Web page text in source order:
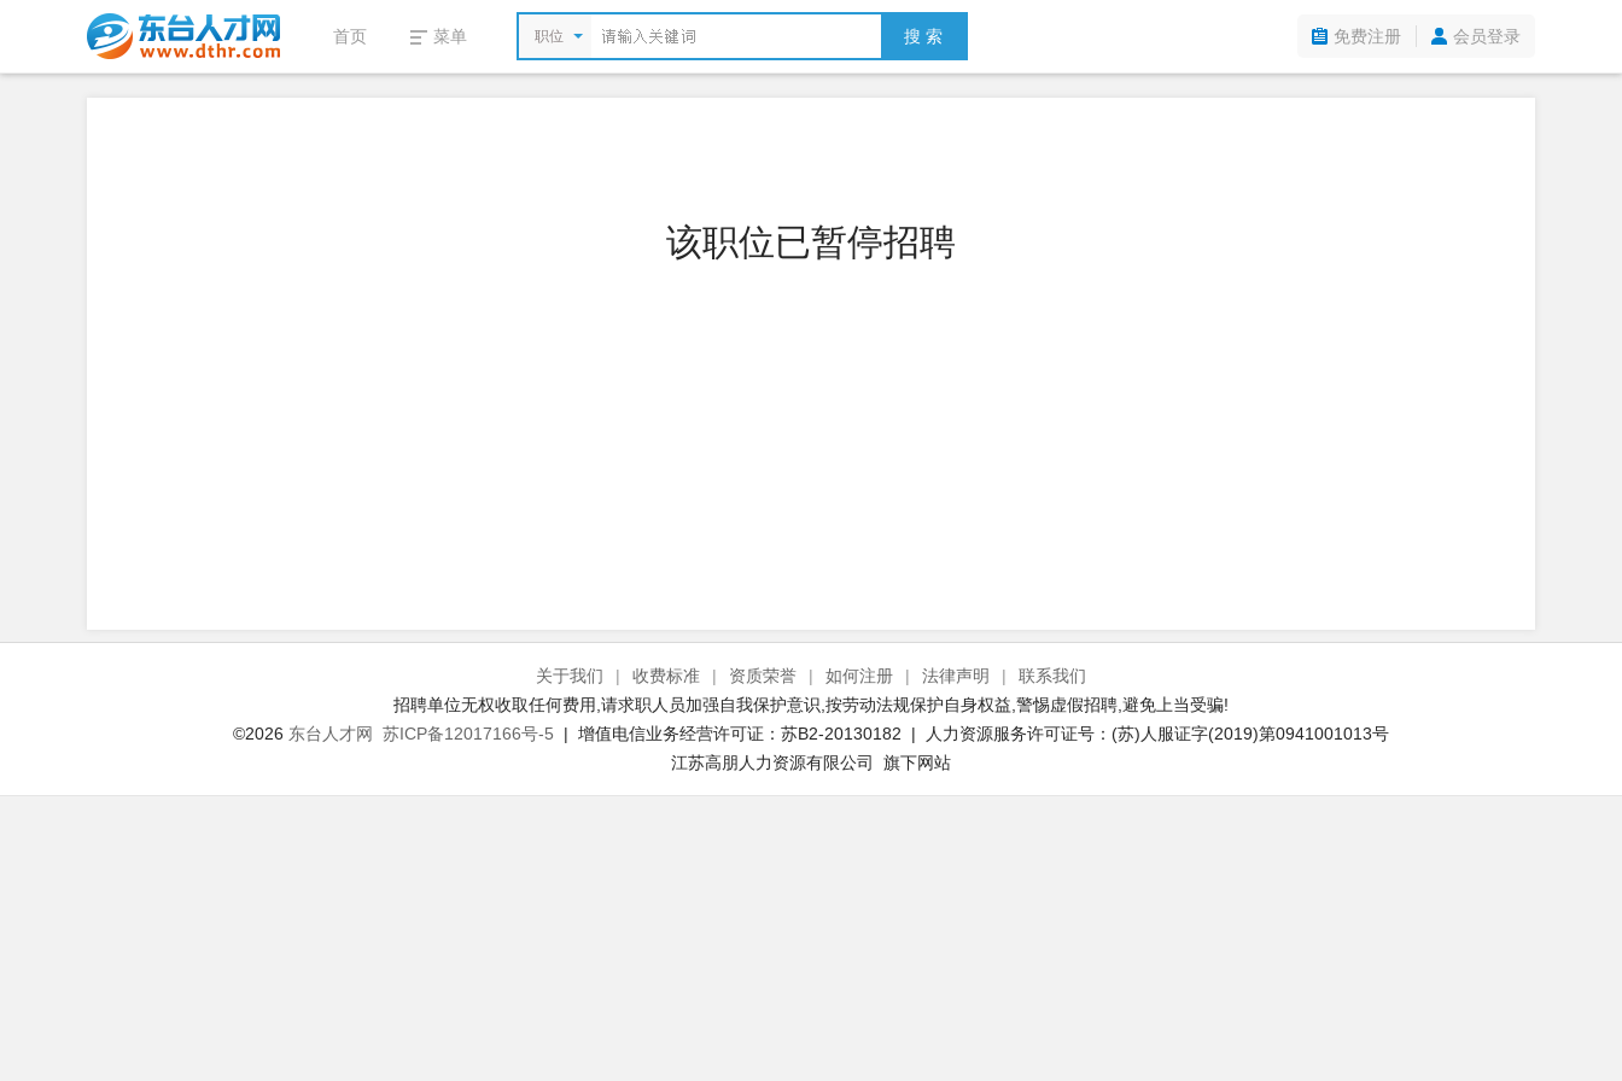
首页 菜单 职位 搜 索 免费注册 会员登录
该职位已暂停招聘
关于我们 | 收费标准 | 资质荣誉 | 如何注册 | 法律声明 |
联系我们
招聘单位无权收取任何费用,请求职人员加强自我保护意识,按劳动法规保护自身权益,警惕虚假招聘,避免上当受骗!
©2026 东台人才网 苏ICP备12017166号-5 | 增值电信业务经营许可证：苏B2-20130182 | 人力资源服务许可证号：(苏)人服证字(2019)第0941001013号
江苏高朋人力资源有限公司 旗下网站